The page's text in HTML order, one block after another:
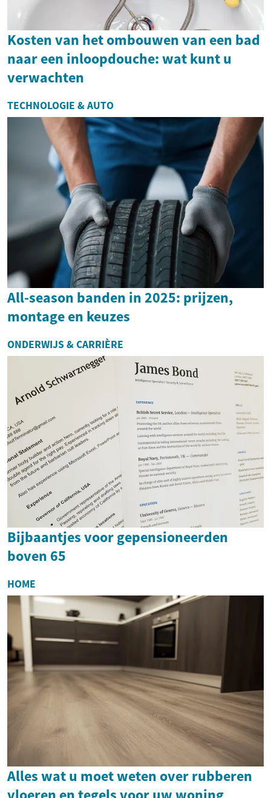
Kosten van het ombouwen van een bad
naar een inloopdouche: wat kunt u
verwachten
TECHNOLOGIE & AUTO
All-season banden in 2025: prijzen,
montage en keuzes
ONDERWIJS & CARRIÈRE
Bijbaantjes voor gepensioneerden
boven 65
HOME
Alles wat u moet weten over rubberen